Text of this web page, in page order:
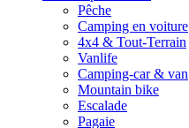
Pêche
Camping en voiture
4x4 & Tout-Terrain
Vanlife
Camping-car & van
Mountain bike
Escalade
Pagaie